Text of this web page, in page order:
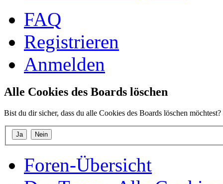
FAQ
Registrieren
Anmelden
Alle Cookies des Boards löschen
Bist du dir sicher, dass du alle Cookies des Boards löschen möchtest?
Foren-Übersicht